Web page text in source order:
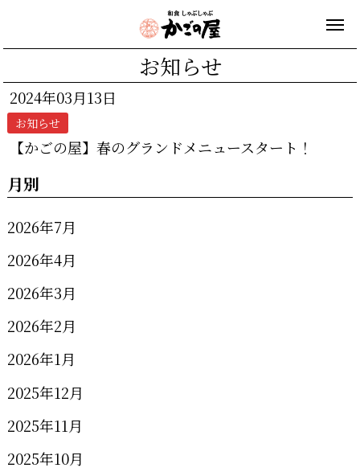
お知らせ
2024年03月13日
お知らせ
【かごの屋】春のグランドメニュースタート！
月別
2026年7月
2026年4月
2026年3月
2026年2月
2026年1月
2025年12月
2025年11月
2025年10月